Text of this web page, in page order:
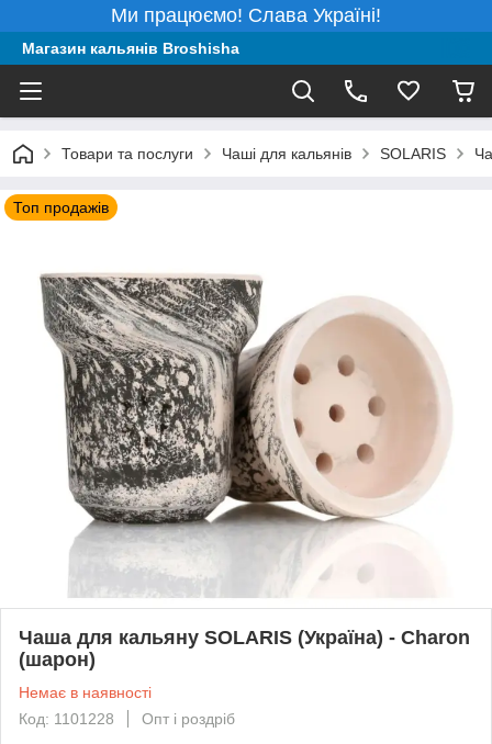
Ми працюємо! Слава Україні!
Магазин кальянів Broshisha
Товари та послуги Чаші для кальянів SOLARIS
Топ продажів
Чаша для кальяну SOLARIS (Україна) - Charon
(шарон)
Немає в наявності
Код: 1101228
Опт і роздріб